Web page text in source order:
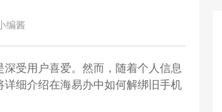
编酱
受用户喜爱。然而，随着个人信息
细介绍在海易办中如何解绑旧手机